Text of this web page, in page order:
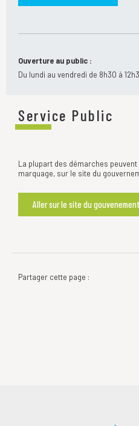
Service Public
La plupart des démarches
marquage, sur le site du
Aller sur le site du gouvenement
Ouverture au public :
Du lundi au vendredi de 8h30 à
Partager cette page :